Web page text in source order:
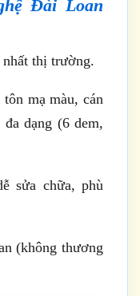
Đài Loan
thị trường.
mạ màu, cán
dạng (6 dem,
sửa chữa, phù
(không thương